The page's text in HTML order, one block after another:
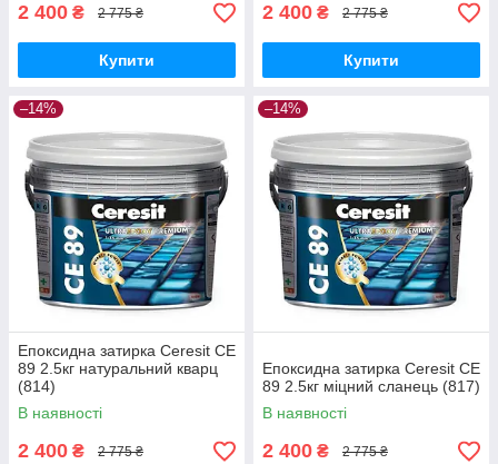
2 400 ₴ 2 775 ₴
Купити
2 400 ₴ 2 775 ₴
Купити
–14%
Епоксидна затирка Ceresit CE
89 2.5кг натуральний кварц
(814)
В наявності
2 400 ₴ 2 775 ₴
–14%
Епоксидна затирка Ceresit CE
89 2.5кг міцний сланець (817)
В наявності
2 400 ₴ 2 775 ₴